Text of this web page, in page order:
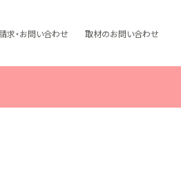
求・お問い合わせ 取材のお問い合わせ